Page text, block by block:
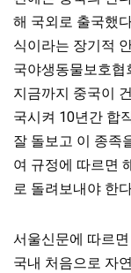
해 국외로 출국했
식이라는 장기적
국야생동물보호협
지금까지 중국이
국시켜 10년간 합
잘 돌보고 이 종족
여 규정에 따르면
로 돌려보내야 한
서울신문에 따르
국내 처음으로 자